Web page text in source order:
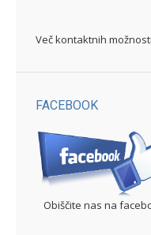
Več kontaktnih možnosti
FACEBOOK
Obiščite nas na